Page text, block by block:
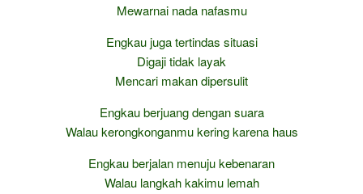
Mewarnai nada nafasmu
Engkau juga tertindas situasi
Digaji tidak layak
Mencari makan dipersulit
Engkau berjuang dengan suara
Walau kerongkonganmu kering karena haus
Engkau berjalan menuju kebenaran
Walau langkah kakimu lemah